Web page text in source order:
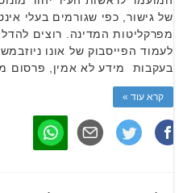
של גישור, כפי שגורמים בעלי
מפרקליטות המדינה. רוצים
לעמוד הפייסבוק של אונו
בעקבות מידע לא אמין, פרסום
קרא עוד »